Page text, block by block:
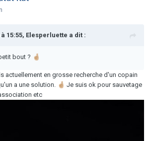
15:55, Elesperluette a dit :
bout ? 🤞🏼
actuellement en grosse recherche d'un copain
a une solution.
🤞🏼 Je suis ok pour sauvetage
etc